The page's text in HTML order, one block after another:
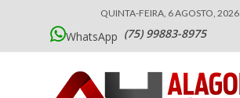
QUINTA-FEIRA, 6 AGOSTO, 2026
WhatsApp (75) 99883-8975